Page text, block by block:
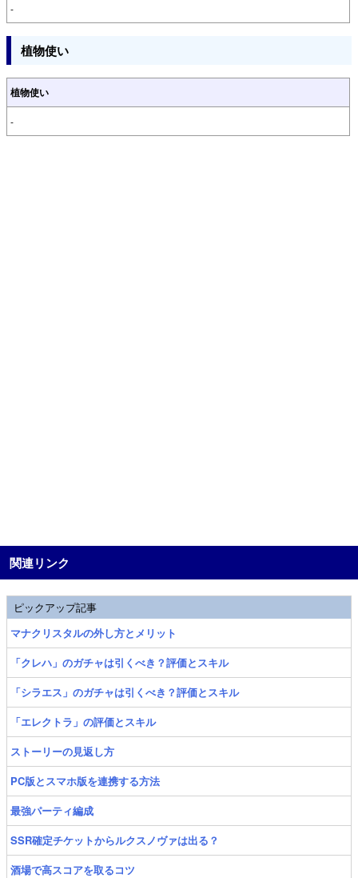
-
植物使い
植物使い
-
関連リンク
ピックアップ記事
マナクリスタルの外し方とメリット
「クレハ」のガチャは引くべき？評価とスキル
「シラエス」のガチャは引くべき？評価とスキル
「エレクトラ」の評価とスキル
ストーリーの見返し方
PC版とスマホ版を連携する方法
最強パーティ編成
SSR確定チケットからルクスノヴァは出る？
酒場で高スコアを取るコツ